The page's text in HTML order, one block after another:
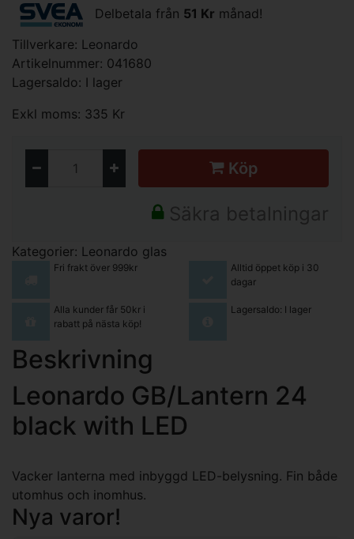
Delbetala från 51 Kr månad!
Tillverkare: Leonardo
Artikelnummer: 041680
Lagersaldo: I lager
Exkl moms: 335 Kr
Köp
Säkra betalningar
Kategorier: Leonardo glas
Fri frakt över 999kr
Alltid öppet köp i 30
dagar
Alla kunder får 50kr i
rabatt på nästa köp!
Lagersaldo: I lager
Beskrivning
Leonardo GB/Lantern 24
black with LED
Vacker lanterna med inbyggd LED-belysning. Fin både
utomhus och inomhus.
Nya varor!